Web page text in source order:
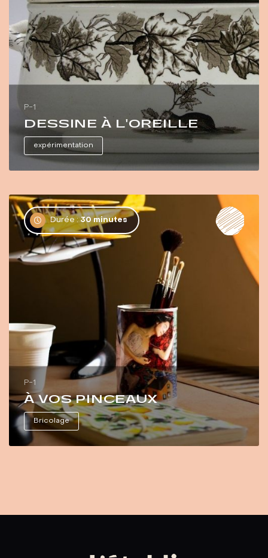
P-1
DESSINE À L'OREILLE
expérimentation
Durée :30 minutes
P-1
À VOS PINCEAUX
Bricolage